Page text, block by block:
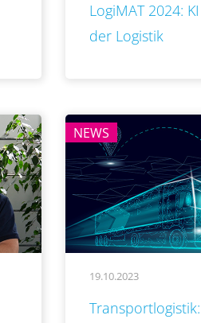
LogiMAT 2024:
der Logistik
NEWS
19.10.2023